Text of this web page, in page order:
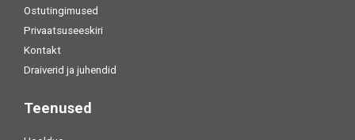
Ostutingimused
Privaatsuseeskiri
Kontakt
Draiverid ja juhendid
Teenused